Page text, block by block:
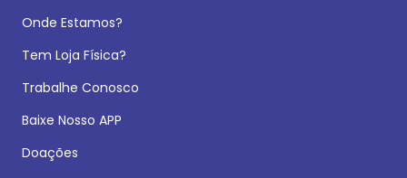
Onde Estamos?
Tem Loja Física?
Trabalhe Conosco
Baixe Nosso APP
Doações